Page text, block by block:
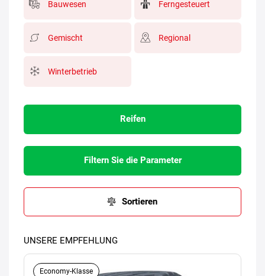
Bauwesen Ferngesteuert
Gemischt Regional
Winterbetrieb
Reifen
Filtern Sie die Parameter
Sortieren
UNSERE EMPFEHLUNG
Economy-Klasse